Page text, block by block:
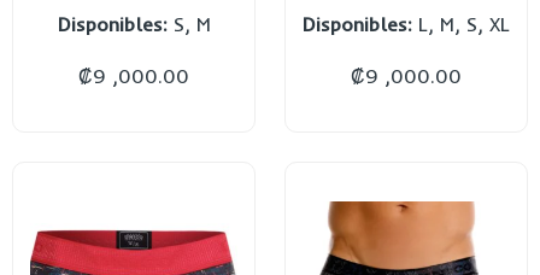
Disponibles:S, M
₡9 ,000.00
Disponibles: L, M, S, XL
₡9 ,000.00